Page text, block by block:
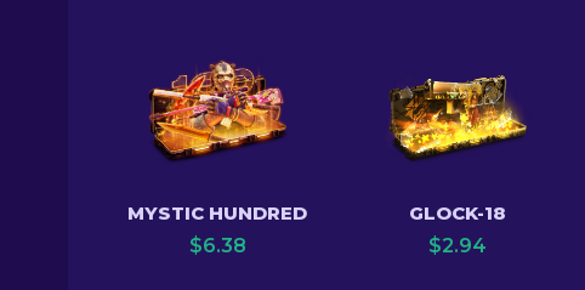
MYSTIC HUNDRED
$6.38
GLOCK-18
$2.94